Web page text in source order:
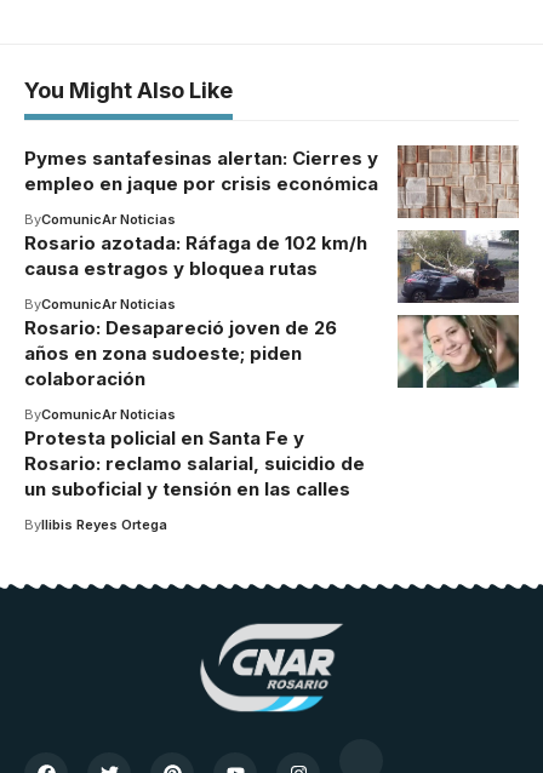
You Might Also Like
Pymes santafesinas alertan: Cierres y
empleo en jaque por crisis económica
ByComunicAr Noticias
Rosario azotada: Ráfaga de 102 km/h
causa estragos y bloquea rutas
ByComunicAr Noticias
Rosario: Desapareció joven de 26
años en zona sudoeste; piden
colaboración
ByComunicAr Noticias
Protesta policial en Santa Fe y
Rosario: reclamo salarial, suicidio de
un suboficial y tensión en las calles
ByIlibis Reyes Ortega